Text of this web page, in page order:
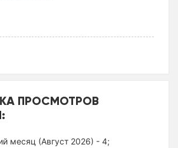
ПРОСМОТРОВ
месяц (Август 2026) - 4;